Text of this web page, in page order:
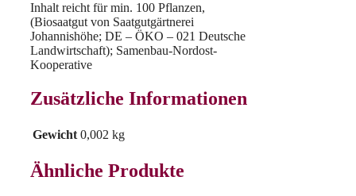
Inhalt reicht für min. 100 Pflanzen,
(Biosaatgut von Saatgutgärtnerei
Johannishöhe; DE – ÖKO – 021 Deutsche
Landwirtschaft); Samenbau-Nordost-
Kooperative
Zusätzliche Informationen
Gewicht 0,002 kg
Ähnliche Produkte